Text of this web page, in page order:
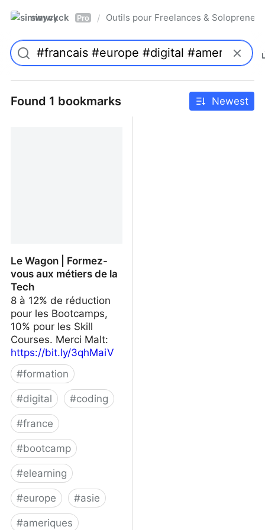
simwyck Pro / Outils pour Freelances &
Found 1 bookmarks Newest
Le Wagon | Formez-
vous aux métiers de la
Tech
8 à 12% de réduction
pour les Bootcamps,
10% pour les Skill
Courses. Merci Malt:
https://bit.ly/3qhMaiV
#formation
#digital #coding
#france
#bootcamp
#elearning
#europe #asie
#ameriques